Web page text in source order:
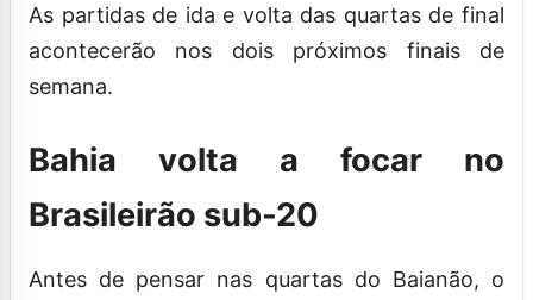
As partidas de ida e volta das quartas de final
acontecerão nos dois próximos finais de
semana.
Bahia volta a focar no
Brasileirão sub-20
Antes de pensar nas quartas do Baianão, o